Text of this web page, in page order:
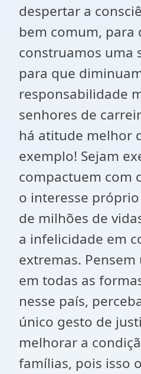
despertar a
bem comum, para
construamos uma
para que
responsabilidade
senhores de
há atitude melhor
exemplo! Sejam
compactuem com
o interesse
de milhões de
a infelicidade em
extremas. Pensem
em todas as
nesse país,
único gesto de
melhorar a
famílias, pois isso